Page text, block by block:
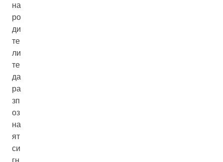
на
ро
ди
те
ли
те
да
ра
зп
оз
на
ят
си
гн